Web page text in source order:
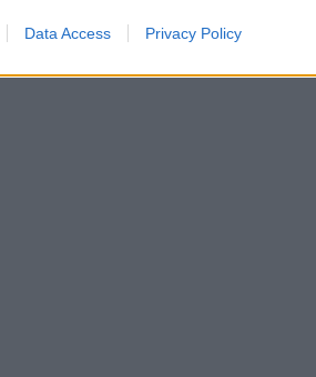
Data Access Privacy Policy